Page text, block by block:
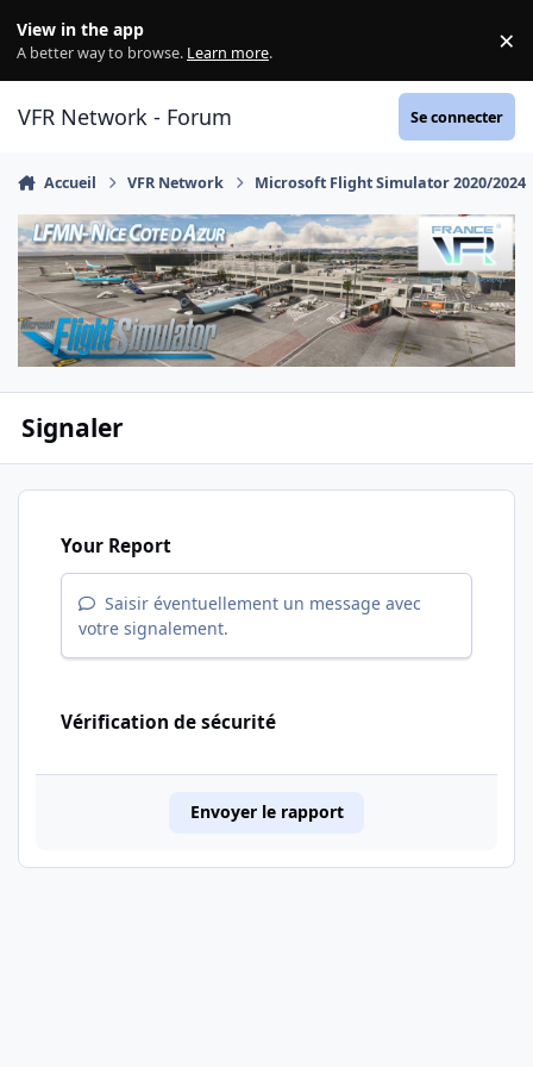
View in the app
A better way to browse. Learn more. ×
VFR Network - Forum Se connecter
Accueil VFR Network Microsoft Flight Simulator 2020/2024
Signaler
Your Report
Saisir éventuellement un message avec
votre signalement.
Vérification de sécurité
Envoyer le rapport